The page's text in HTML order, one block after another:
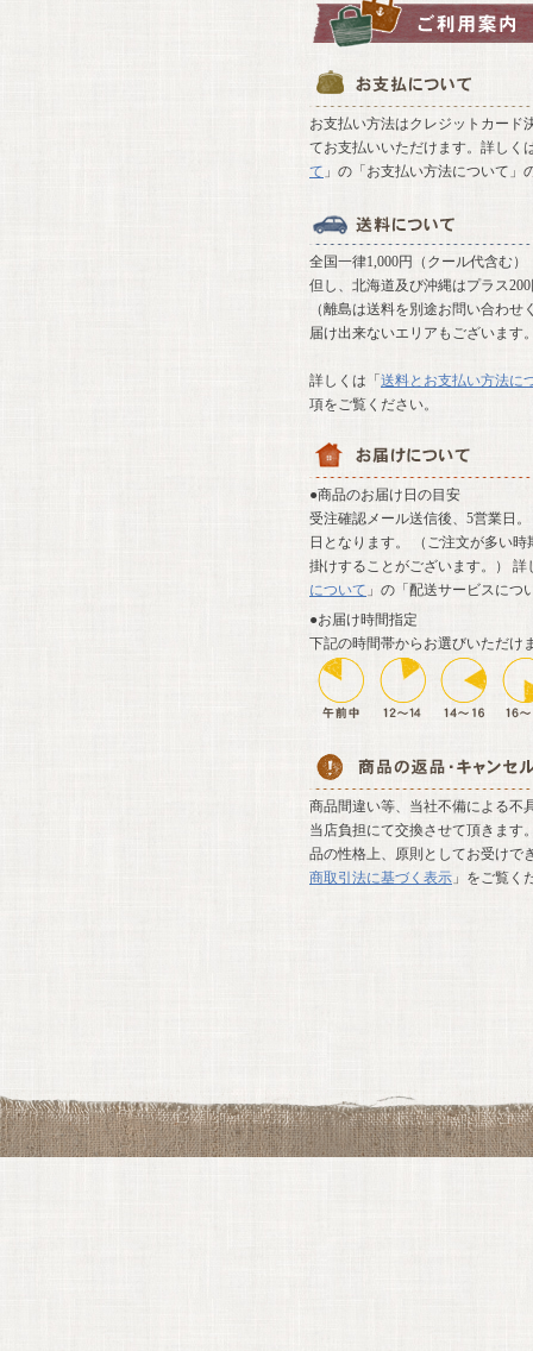
お支払い方法はクレジットカード
てお支払いいただけます。詳しく
て 」の「お支払い方法について」
全国一律1,000円（クール代含む）
但し、北海道及び沖縄はプラス
（離島は送料を別途お問い合わ
届け出来ないエリアもございます
詳しくは「 送料とお支払い方法に
項をご覧ください。
●商品のお届け日の目安
受注確認メール送信後、5営業日
日となります。 （ご注文が多い
掛けすることがございます。） 詳
について 」の「配送サービスにつ
●お届け時間指定
下記の時間帯からお選びいただけ
商品間違い等、当社不備による不
当店負担にて交換させて頂きます
品の性格上、原則としてお受けで
商取引法に基づく表示 」をご覧く